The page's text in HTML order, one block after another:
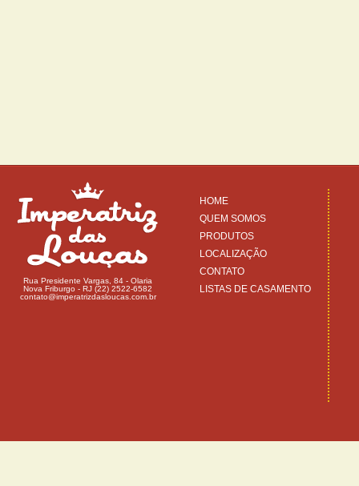
Rua Presidente Vargas, 84 - Olaria
Nova Friburgo - RJ (22) 2522-6582
contato@imperatrizdasloucas.com.br
HOME
QUEM SOMOS
PRODUTOS
LOCALIZAÇÃO
CONTATO
LISTAS DE CASAMENTO